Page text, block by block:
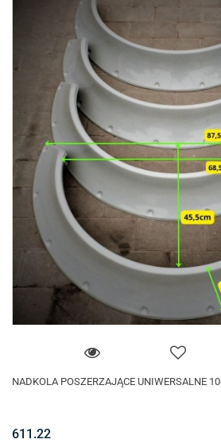
NADKOLA POSZERZAJĄCE UNIWERSALNE
611.22